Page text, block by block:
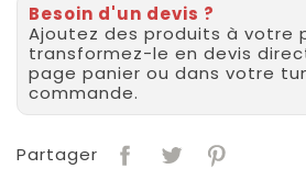
Besoin d'un devis ?
Ajoutez des produits à votre
transformez-le en devis
page panier ou dans votre
commande.
Partager